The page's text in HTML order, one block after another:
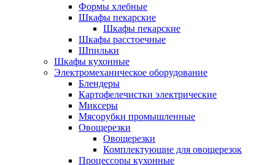
Формы хлебные
Шкафы пекарские
Шкафы пекарские
Шкафы расстоечные
Шпильки
Шкафы кухонные
Электромеханическое оборудование
Блендеры
Картофелечистки электрические
Миксеры
Мясорубки промышленные
Овощерезки
Овощерезки
Комплектующие для овощерезок
Процессоры кухонные